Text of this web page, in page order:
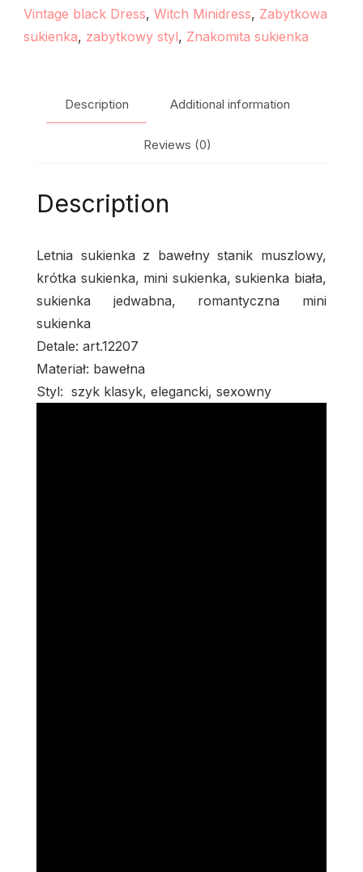
Vintage black Dress, Witch Minidress, Zabytkowa
sukienka, zabytkowy styl, Znakomita sukienka
Description Additional information
Reviews (0)
Description
Letnia sukienka z bawełny stanik muszlowy,
krótka sukienka, mini sukienka, sukienka biała,
sukienka jedwabna, romantyczna mini
sukienka
Detale: art.12207
Materiał: bawełna
Styl: szyk klasyk, elegancki, sexowny